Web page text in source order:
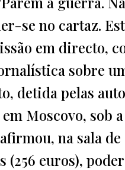
se no cartaz.
em directo,
sobre
detida pelas
Moscovo, sob
na sala
euros),